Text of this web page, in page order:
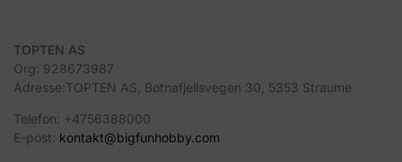
TOPTEN AS
Org: 928673987
Adresse:TOPTEN AS, Botnafjellsvegen 30, 5353 Straume
Telefon: +4756388000
E-post: kontakt@bigfunhobby.com